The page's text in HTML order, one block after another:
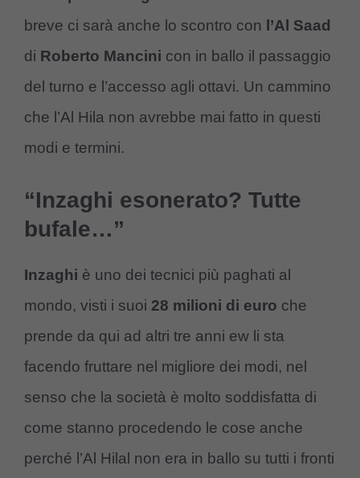
breve ci sarà anche lo scontro con l’Al Saad
di Roberto Mancini con in ballo il passaggio
del turno e l’accesso agli ottavi. Un cammino
che l’Al Hila non avrebbe mai fatto in questi
modi e termini.
“Inzaghi esonerato? Tutte
bufale…”
Inzaghi è uno dei tecnici più paghati al
mondo, visti i suoi 28 milioni di euro che
prende da qui ad altri tre anni ew li sta
facendo fruttare nel migliore dei modi, nel
senso che la società è molto soddisfatta di
come stanno procedendo le cose anche
perché l’Al Hilal non era in ballo su tutti i fronti